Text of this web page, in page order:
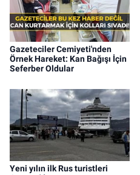
Gazeteciler Cemiyeti'nden
Örnek Hareket: Kan Bağışı İçin
Seferber Oldular
Yeni yılın ilk Rus turistleri